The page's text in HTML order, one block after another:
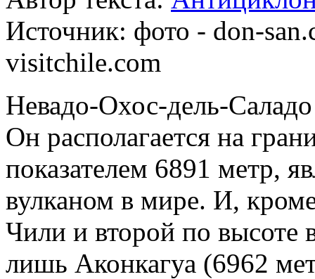
Источник: фото - don-
visitchile.com
Невадо-Охос-дель-
Он располагается на
показателем 6891 метр,
вулканом в мире. И,
Чили и второй по высоте
лишь Аконкагуа (6962